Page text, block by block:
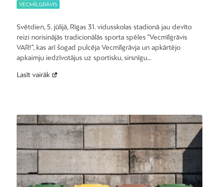
VECMĪLGRĀVIS
Svētdien, 5. jūlijā, Rīgas 31. vidusskolas stadionā jau devīto
reizi norisinājās tradicionālās sporta spēles “Vecmīlgrāvis
VAR!”, kas arī šogad pulcēja Vecmīlgrāvja un apkārtējo
apkaimju iedzīvotājus uz sportisku, sirsnīgu…
Lasīt vairāk